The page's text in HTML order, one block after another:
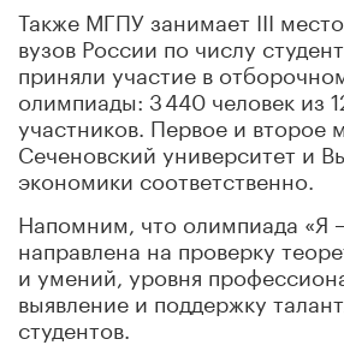
Также МГПУ занимает III
вузов России по числу
приняли участие в
олимпиады: 3 440 человек из
участников. Первое и второе
Сеченовский университет и
экономики соответственно.
Напомним, что олимпиада «Я
направлена на проверку
и умений, уровня
выявление и поддержку
студентов.